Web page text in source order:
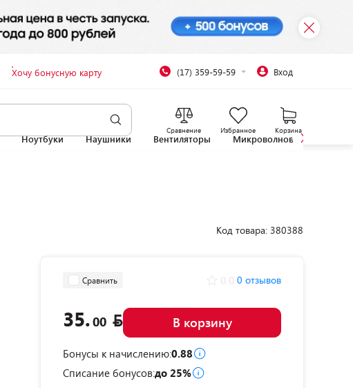
Хочу бонусную карту (17) 359-59-59 Вход
Сравнение Избранное Корзина
Ноутбуки Наушники Вентиляторы Микроволновые печи
Код товара: 380388
Сравнить 0 отзывов
35.00 В корзину
Бонусы к начислению:0.88
Списание бонусов:до 25%